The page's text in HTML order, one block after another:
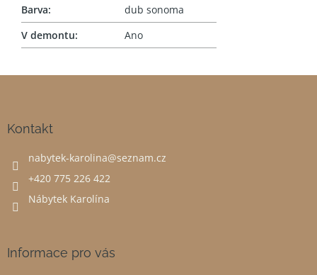
Barva:
dub sonoma
V demontu: Ano
Kontakt
nabytek-karolina@seznam.cz
+420 775 226 422
Nábytek Karolína
Informace pro vás